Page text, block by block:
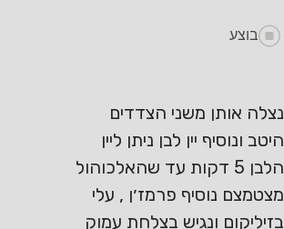
בוצע
נצלה אותן משני הצדדים
היטב ונוסיף יין לבן ניתן ליין
הלבן 5 דקות עד שהאלכוהול
מצטמצם נוסיף פרמז׳ן , עלי
בזיליקום ונגיש בצלחת עמוק